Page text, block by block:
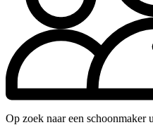
Op zoek naar een schoonmaker